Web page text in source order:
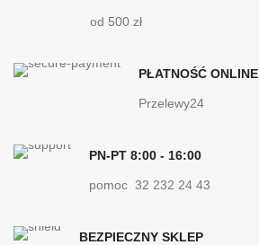
od 500 zł
PŁATNOŚĆ ONLINE
Przelewy24
PN-PT 8:00 - 16:00
pomoc 32 232 24 43
BEZPIECZNY SKLEP